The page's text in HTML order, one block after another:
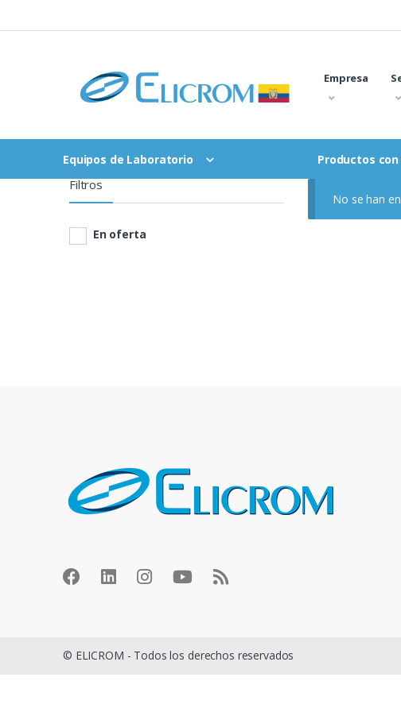
al
Empresa
Equipos de Laboratorio Productos
No se han
Filtros
En oferta
© ELICROM - Todos los derechos reservados